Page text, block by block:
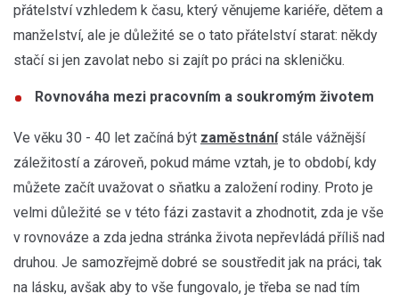
přátelství vzhledem k času, který věnujeme kariéře, dětem a
manželství, ale je důležité se o tato přátelství starat: někdy
stačí si jen zavolat nebo si zajít po práci na skleničku.
Rovnováha mezi pracovním a soukromým životem
Ve věku 30 - 40 let začíná být zaměstnánístále vážnější
záležitostí a zároveň, pokud máme vztah, je to období, kdy
můžete začít uvažovat o sňatku a založení rodiny. Proto je
velmi důležité se v této fázi zastavit a zhodnotit, zda je vše
v rovnováze a zda jedna stránka života nepřevládá příliš nad
druhou. Je samozřejmě dobré se soustředit jak na práci, tak
na lásku, avšak aby to vše fungovalo, je třeba se nad tím